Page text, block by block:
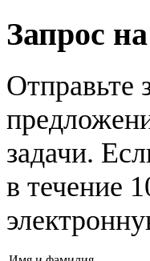
Запрос
Отправьте
задачи.
в течение